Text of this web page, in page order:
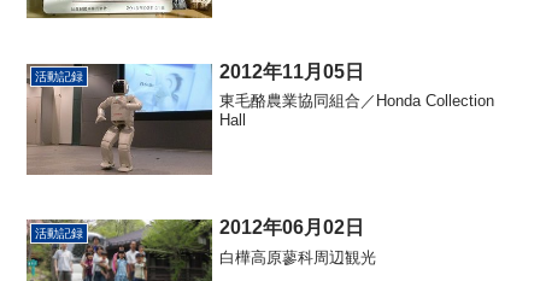
活動記録 2012年11月05日
東毛酪農業協同組合／Honda Collection
Hall
活動記録 2012年06月02日
白樺高原蓼科周辺観光